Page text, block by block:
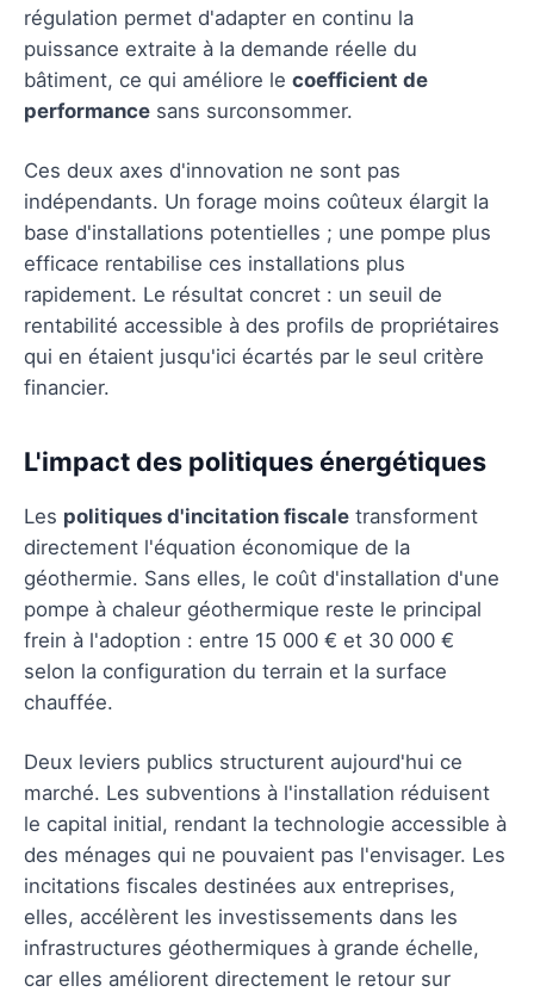
régulation permet d'adapter en continu la
puissance extraite à la demande réelle du
bâtiment, ce qui améliore le coefficient de
performance sans surconsommer.
Ces deux axes d'innovation ne sont pas
indépendants. Un forage moins coûteux élargit la
base d'installations potentielles ; une pompe plus
efficace rentabilise ces installations plus
rapidement. Le résultat concret : un seuil de
rentabilité accessible à des profils de propriétaires
qui en étaient jusqu'ici écartés par le seul critère
financier.
L'impact des politiques énergétiques
Les politiques d'incitation fiscale transforment
directement l'équation économique de la
géothermie. Sans elles, le coût d'installation d'une
pompe à chaleur géothermique reste le principal
frein à l'adoption : entre 15 000 € et 30 000 €
selon la configuration du terrain et la surface
chauffée.
Deux leviers publics structurent aujourd'hui ce
marché. Les subventions à l'installation réduisent
le capital initial, rendant la technologie accessible à
des ménages qui ne pouvaient pas l'envisager. Les
incitations fiscales destinées aux entreprises,
elles, accélèrent les investissements dans les
infrastructures géothermiques à grande échelle,
car elles améliorent directement le retour sur